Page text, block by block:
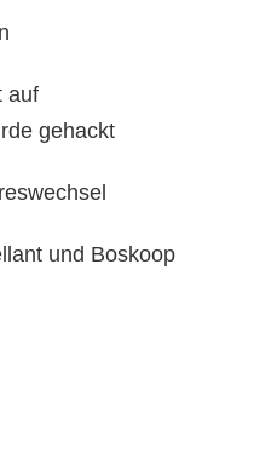
auf
gehackt
und Boskoop